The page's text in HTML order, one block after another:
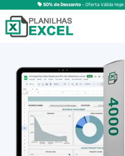
50% de Desconto– Oferta Válida Hoje: